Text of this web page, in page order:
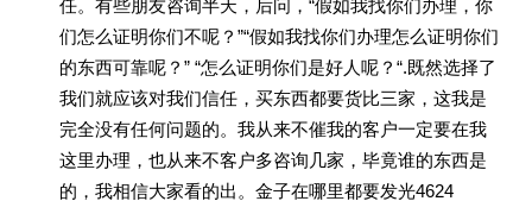
任。有些朋友咨询半天，后问，“假如我找你们办理，你
们怎么证明你们不呢？”“假如我找你们办理怎么证明你们
的东西可靠呢？” “怎么证明你们是好人呢？“.既然选择了
我们就应该对我们信任，买东西都要货比三家，这我是
完全没有任何问题的。我从来不催我的客户一定要在我
这里办理，也从来不客户多咨询几家，毕竟谁的东西是
的，我相信大家看的出。金子在哪里都要发光4624